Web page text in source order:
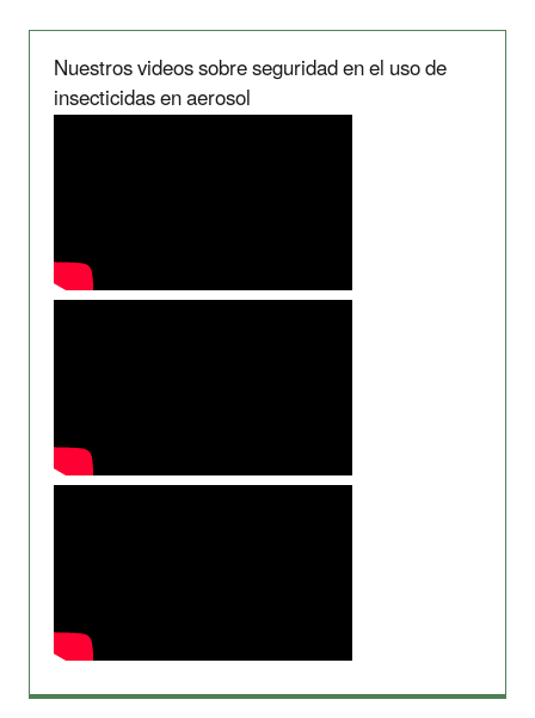
Nuestros videos sobre seguridad en el uso de
insecticidas en aerosol